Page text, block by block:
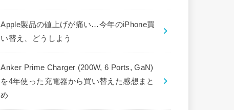
Apple製品の値上げが痛い…今年のiPhone買
い替え、どうしよう
Anker Prime Charger (200W, 6 Ports, GaN)
を4年使った充電器から買い替えた感想まと
め